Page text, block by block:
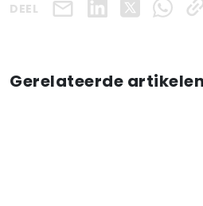
DEEL
Gerelateerde artikelen